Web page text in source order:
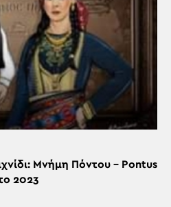
Μνήμη Πόντου – Pontus
2023